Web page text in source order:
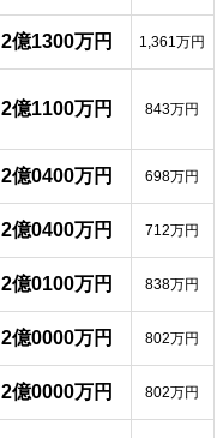
2億1300万円 1,361万円
2億1100万円 843万円
2億0400万円 698万円
2億0400万円 712万円
2億0100万円 838万円
2億0000万円 802万円
2億0000万円 802万円